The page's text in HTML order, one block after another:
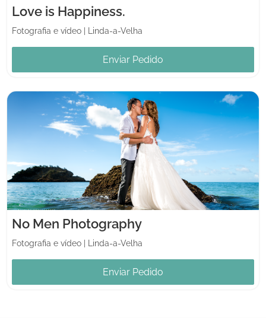
Love is Happiness.
Fotografia e vídeo Linda-a-Velha
Enviar Pedido
No Men Photography
Fotografia e vídeo Linda-a-Velha
Enviar Pedido